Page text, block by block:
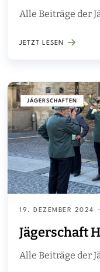
Alle Beiträge der
JETZT LESEN
JÄGERSCHAFTEN
19. DEZEMBER 2024
Jägerschaft
Alle Beiträge der